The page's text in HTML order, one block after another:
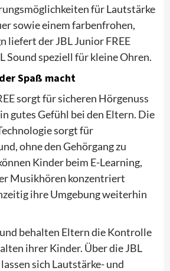
für Lautstärke
sowie einem farbenfrohen,
liefert der JBL Junior FREE
Sound speziell für kleine Ohren.
Spaß macht
sorgt für sicheren Hörgenuss
gutes Gefühl bei den Eltern. Die
sorgt für
ohne den Gehörgang zu
Kinder beim E-Learning,
Musikhören konzentriert
ihre Umgebung weiterhin
behalten Eltern die Kontrolle
ihrer Kinder. Über die JBL
sich Lautstärke- und